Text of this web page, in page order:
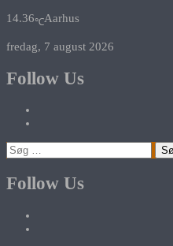
14.36℃Aarhus
fredag, 7 august 2026
Follow Us
Søg
efter:
Follow Us